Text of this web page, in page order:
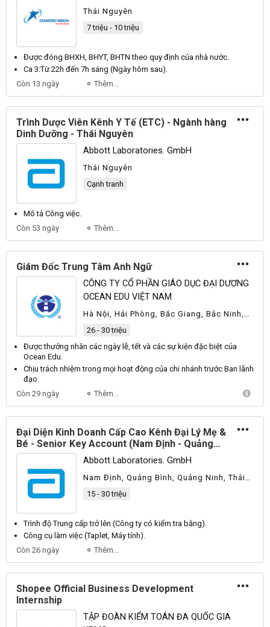
Thái Nguyên
7 triệu - 10 triệu
Được đóng BHXH, BHYT, BHTN theo quy định của nhà nước.
Ca 3:Từ 22h đến 7h sáng (Ngày hôm sau).
Còn 13 ngày
Thêm...
Trình Dược Viên Kênh Y Tế (ETC) - Ngành hàng
Dinh Dưỡng - Thái Nguyên
Abbott Laboratories. GmbH
Thái Nguyên
Cạnh tranh
Mô tả Công việc.
Còn 53 ngày
Thêm...
Giám Đốc Trung Tâm Anh Ngữ
CÔNG TY CỔ PHẦN GIÁO DỤC ĐẠI DƯƠNG
OCEAN EDU VIỆT NAM
Hà Nội, Hải Phòng, Bắc Giang, Bắc Ninh,
Phú Thọ, Quảng Bình, Quảng Ninh, Thái
Bình, Thái Nguyên, Thanh Hóa, Khác
26 - 30 triệu
Được thưởng nhân các ngày lễ, tết và các sự kiện đặc biệt của
Ocean Edu.
Chịu trách nhiệm trong mọi hoạt động của chi nhánh trước Ban lãnh
đạo.
Còn 29 ngày
Thêm...
Đại Diện Kinh Doanh Cấp Cao Kênh Đại Lý Mẹ &
Bé - Senior Key Account (Nam Định - Quảng
Ninh - Thái Nguyên)Abbott Laboratories. GmbH
Nam Định, Quảng Bình, Quảng Ninh, Thái
15 - 30 triệu
Trình độTrung cấp trở lên (Công ty có kiểm tra bằng).
Công cụ làm việc (Taplet, Máytính).
Còn 26 ngày
Thêm...
Shopee Official Business Development
Internship
TẬP ĐOÀN KIỂM TOÁN ĐA QUỐC GIA